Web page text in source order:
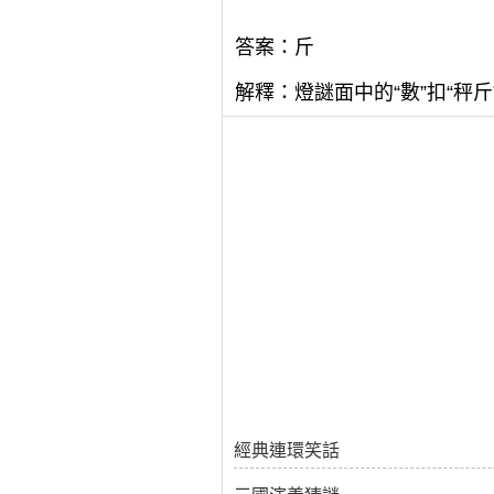
答案：斤
解釋：燈謎面中的“數”扣“秤斤
經典連環笑話